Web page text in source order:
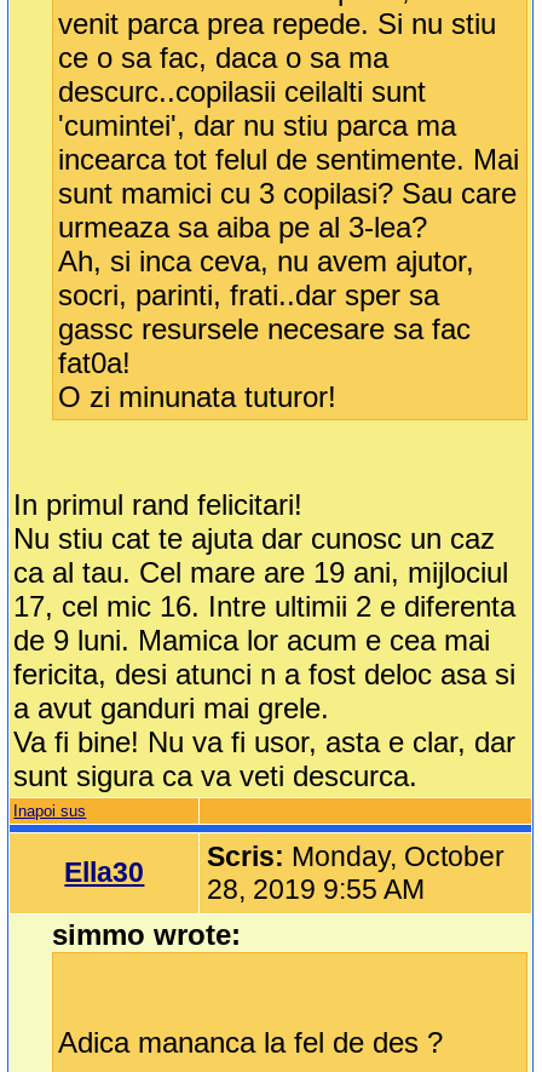
venit parca prea repede. Si nu stiu
ce o sa fac, daca o sa ma
descurc..copilasii ceilalti sunt
'cumintei', dar nu stiu parca ma
incearca tot felul de sentimente. Mai
sunt mamici cu 3 copilasi? Sau care
urmeaza sa aiba pe al 3-lea?
Ah, si inca ceva, nu avem ajutor,
socri, parinti, frati..dar sper sa
gassc resursele necesare sa fac
fat0a!
O zi minunata tuturor!
In primul rand felicitari!
Nu stiu cat te ajuta dar cunosc un caz
ca al tau. Cel mare are 19 ani, mijlociul
17, cel mic 16. Intre ultimii 2 e diferenta
de 9 luni. Mamica lor acum e cea mai
fericita, desi atunci n a fost deloc asa si
a avut ganduri mai grele.
Va fi bine! Nu va fi usor, asta e clar, dar
sunt sigura ca va veti descurca.
Inapoi sus
Ella30 Scris: Monday, October
28, 2019 9:55 AM
simmo wrote:
Adica mananca la fel de des ?